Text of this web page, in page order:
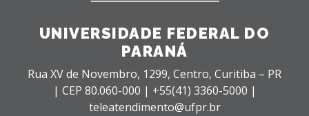
UNIVERSIDADE FEDERAL DO
PARANÁ
Rua XV de Novembro, 1299, Centro, Curitiba – PR
| CEP 80.060-000 | +55(41) 3360-5000 |
teleatendimento@ufpr.br